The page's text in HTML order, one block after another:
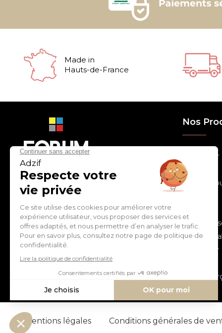
Made in
Hauts-de-France
contact@adzif.biz
ZI de Cantimpré Avenue de
l'Europe CS60014
59400 CAMBRAI - FRANCE
Tél :03 27 74 97 00
Nos
> Relooker
> Habiller
>
>
>
> S'inspirer
>
Mentions légales Conditions générales de